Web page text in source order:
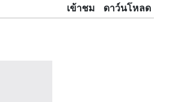
เข้าชม ดาว์นโหลด